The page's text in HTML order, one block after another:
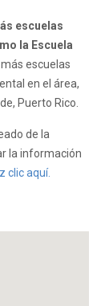
escuelas
la Escuela
escuelas
en el área,
Puerto Rico.
de la
la información
clic aquí.